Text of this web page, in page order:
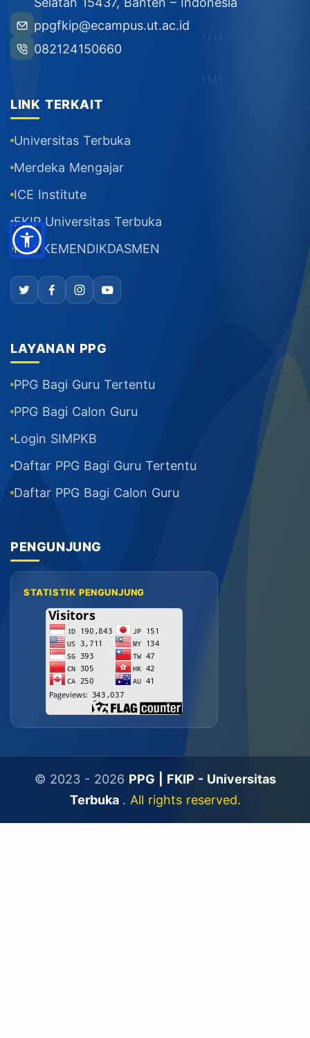
ppgfkip@ecampus.ut.ac.id
082124150660
LINK TERKAIT
Universitas Terbuka
Merdeka Mengajar
ICE Institute
FKIP Universitas Terbuka
PPG KEMENDIKDASMEN
LAYANAN PPG
PPG Bagi Guru Tertentu
PPG Bagi Calon Guru
Login SIMPKB
Daftar PPG Bagi Guru Tertentu
Daftar PPG Bagi Calon Guru
PENGUNJUNG
STATISTIK PENGUNJUNG
© 2023 - 2026 PPG | FKIP - Universitas
Terbuka . All rights reserved.